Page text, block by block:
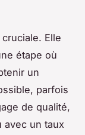
Elle
étape où
un
parfois
de qualité,
avec un taux